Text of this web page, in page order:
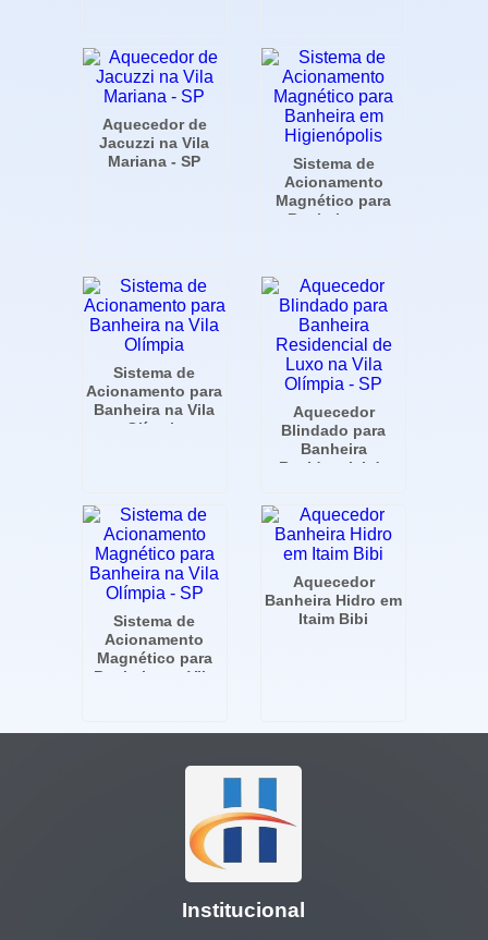
Aquecedor de
Jacuzzi na Vila
Mariana - SP
Sistema de
Acionamento
Magnético para
Banheira em
Sistema de
Acionamento para
Banheira na Vila
Olímpia
Aquecedor
Blindado para
Banheira
Residencial de
Olímpia - SP
Sistema de
Acionamento
Magnético para
Banheira na Vila
Aquecedor
Banheira Hidro em
Itaim Bibi
Institucional